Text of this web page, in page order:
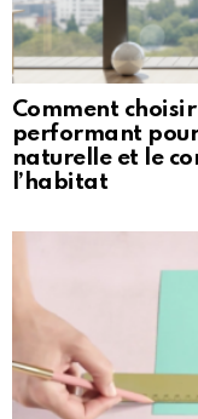
Comment
performant
naturelle et le
l’habitat